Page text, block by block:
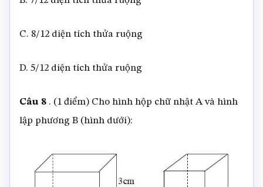
C. 8/12 diện tích thửa ruộng
D. 5/12 diện tích thửa ruộng
Câu 8 . (1 điểm) Cho hình hộp chữ nhật A và hình
lập phương B (hình dưới):